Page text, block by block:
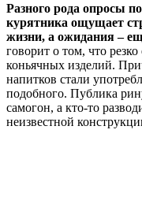
Разного рода опросы
курятника ощущает
жизни, а ожидания –
говорит о том, что
коньячных изделий.
напитков стали
подобного. Публика
самогон, а кто-то
неизвестной